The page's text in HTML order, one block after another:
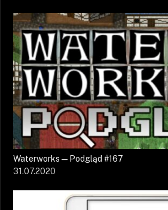
Waterworks — Podgląd #167
31.07.2020